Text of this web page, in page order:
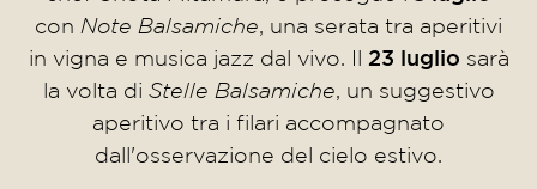
con Note Balsamiche , una serata tra aperitivi
in vigna e musica jazz dal vivo. Il 23 luglio sarà
la volta di Stelle Balsamiche , un suggestivo
aperitivo tra i filari accompagnato
dall'osservazione del cielo estivo.